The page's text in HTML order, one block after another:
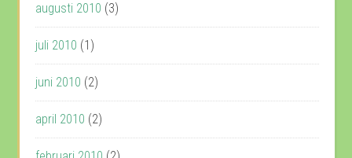
augusti 2010 (3)
juli 2010 (1)
juni 2010 (2)
april 2010 (2)